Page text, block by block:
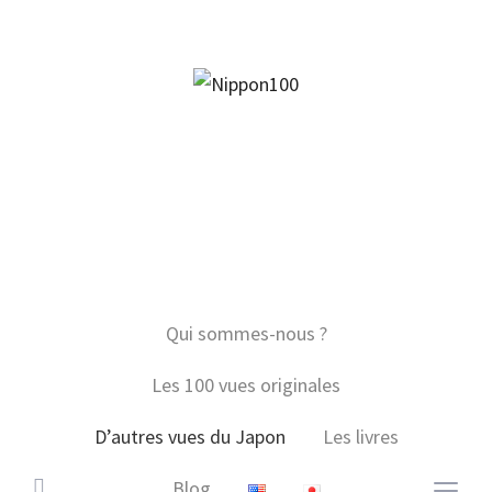
Qui sommes-nous ?
Les 100 vues originales
D’autres vues du Japon Les livres